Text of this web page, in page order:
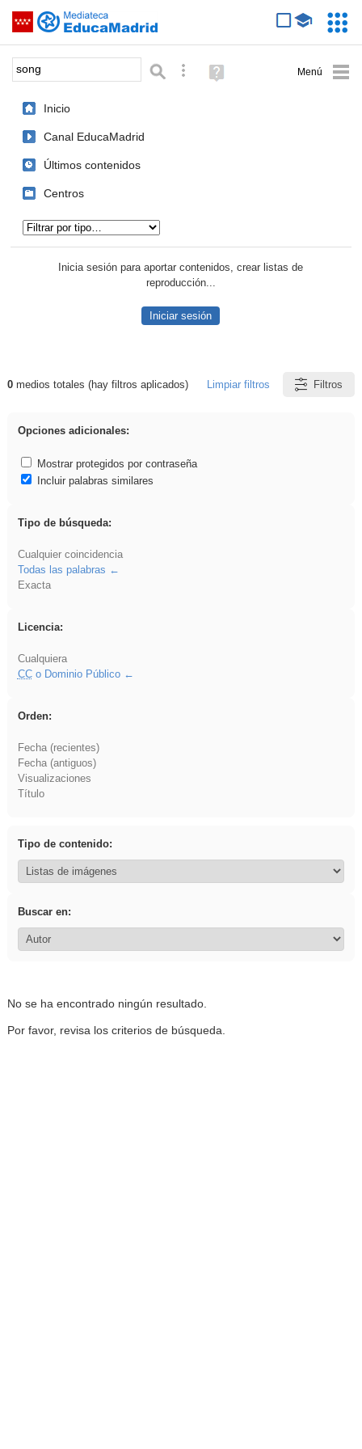
Saltar navegación
Palabra o frase: Búsqueda avanzada
Ayuda
(en
Inicio
Canal EducaMadrid
Últimos contenidos
Centros
Inicia sesión para aportar contenidos, crear listas de
reproducción...
Iniciar sesión
Resultados de: song
0medios totales (hay filtros aplicados) Limpiar filtros Filtros
Opciones adicionales:
Mostrar protegidos por contraseña
Incluir palabras similares
Tipo de búsqueda:
Cualquier coincidencia
Todas las palabras
Exacta
Licencia:
Cualquiera
CCo Dominio Público
Orden:
Fecha (recientes)
Fecha (antiguos)
Visualizaciones
Título
Tipo de contenido:
Buscar en:
No se ha encontrado ningún resultado.
Por favor, revisa los criterios de búsqueda.